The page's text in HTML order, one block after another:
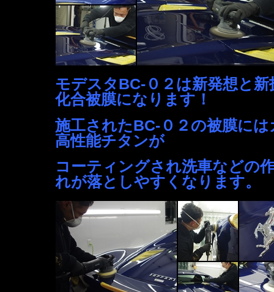
モデスタBC-０２は新発想と
化合被膜になります！
施工されたBC-０２の被膜に
高性能チタンが
コーティングされ洗車などの
れが落としやすくなります。